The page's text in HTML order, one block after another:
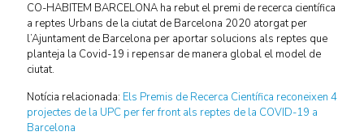
CO-HABITEM BARCELONA ha rebut el premi de recerca científica
a reptes Urbans de la ciutat de Barcelona 2020 atorgat per
l’Ajuntament de Barcelona per aportar solucions als reptes que
planteja la Covid-19 i repensar de manera global el model de
ciutat.
Notícia relacionada: Els Premis de Recerca Científica reconeixen 4
projectes de la UPC per fer front als reptes de la COVID-19 a
Barcelona